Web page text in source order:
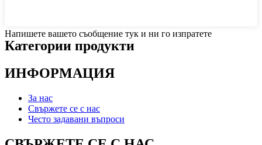
Напишете вашето съобщение тук и ни го изпратете
Категории продукти
ИНФОРМАЦИЯ
За нас
Свържете се с нас
Често задавани въпроси